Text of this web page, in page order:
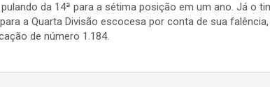
da 14ª para a sétima posição em um ano. Já o
a Quarta Divisão escocesa por conta de sua
de número 1.184.